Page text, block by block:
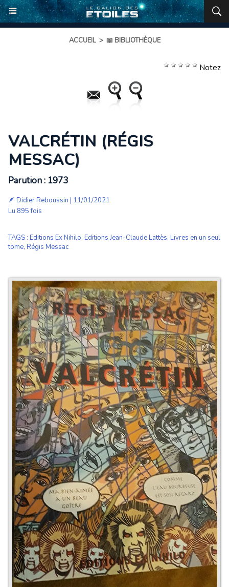
ACCUEIL > 📖 BIBLIOTHÈQUE
Notez
VALCRÉTIN (RÉGIS
MESSAC)
Parution : 1973
🪶 Didier Reboussin | 11/01/2021
Lu 895 fois
TAGS : Editions Ex Nihilo, Editions Jean-Claude Lattès, Livres en un seul
tome, Régis Messac